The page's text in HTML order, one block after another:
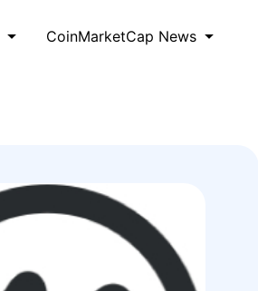
CoinMarketCap News